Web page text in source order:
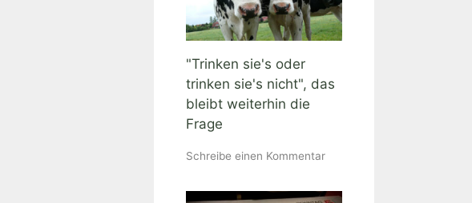
"Trinken sie's oder
trinken sie's nicht", das
bleibt weiterhin die
Frage
Schreibe einen Kommentar